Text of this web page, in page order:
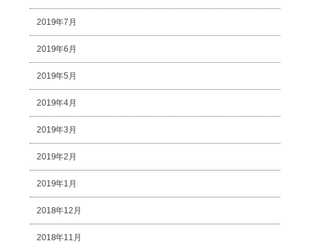
2019年7月
2019年6月
2019年5月
2019年4月
2019年3月
2019年2月
2019年1月
2018年12月
2018年11月